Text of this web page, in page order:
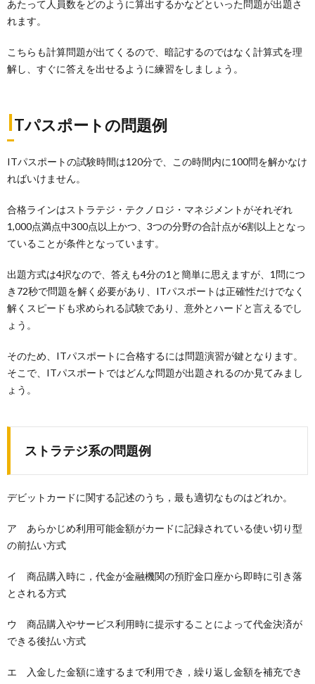
あたって人員数をどのように算出するかなどといった問題が出題さ
れます。
こちらも計算問題が出てくるので、暗記するのではなく計算式を理
解し、すぐに答えを出せるように練習をしましょう。
ITパスポートの問題例
ITパスポートの試験時間は120分で、この時間内に100問を解かなけ
ればいけません。
合格ラインはストラテジ・テクノロジ・マネジメントがそれぞれ
1,000点満点中300点以上かつ、3つの分野の合計点が6割以上となっ
ていることが条件となっています。
出題方式は4択なので、答えも4分の1と簡単に思えますが、1問につ
き72秒で問題を解く必要があり、ITパスポートは正確性だけでなく
解くスピードも求められる試験であり、意外とハードと言えるでし
ょう。
そのため、ITパスポートに合格するには問題演習が鍵となります。
そこで、ITパスポートではどんな問題が出題されるのか見てみまし
ょう。
ストラテジ系の問題例
デビットカードに関する記述のうち，最も適切なものはどれか。
ア あらかじめ利用可能金額がカードに記録されている使い切り型
の前払い方式
イ 商品購入時に，代金が金融機関の預貯金口座から即時に引き落
とされる方式
ウ 商品購入やサービス利用時に提示することによって代金決済が
できる後払い方式
エ 入金した金額に達するまで利用でき，繰り返し金額を補充でき